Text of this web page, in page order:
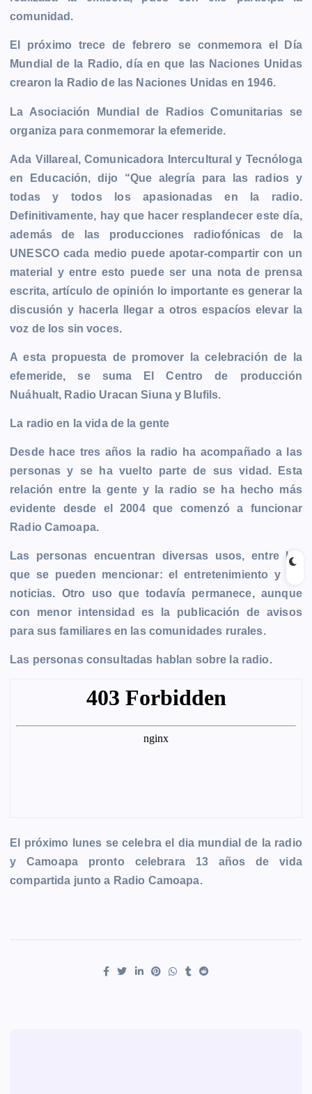
comunidad.
El próximo trece de febrero se conmemora el Día
Mundial de la Radio, día en que las Naciones Unidas
crearon la Radio de las Naciones Unidas en 1946.
La Asociación Mundial de Radios Comunitarias se
organiza para conmemorar la efemeride.
Ada Villareal, Comunicadora Intercultural y Tecnóloga
en Educación, dijo “Que alegría para las radios y
todas y todos los apasionadas en la radio.
Definitivamente, hay que hacer resplandecer este día,
además de las producciones radiofónicas de la
UNESCO cada medio puede apotar-compartir con un
material y entre esto puede ser una nota de prensa
escrita, artículo de opinión lo importante es generar la
discusión y hacerla llegar a otros espacíos elevar la
voz de los sin voces.
A esta propuesta de promover la celebración de la
efemeride, se suma El Centro de producción
Nuáhualt, Radio Uracan Siuna y Blufils.
La radio en la vida de la gente
Desde hace tres años la radio ha acompañado a las
personas y se ha vuelto parte de sus vidad. Esta
relación entre la gente y la radio se ha hecho más
evidente desde el 2004 que comenzó a funcionar
Radio Camoapa.
Las personas encuentran diversas usos, entre los
que se pueden mencionar: el entretenimiento y las
noticias. Otro uso que todavía permanece, aunque
con menor intensidad es la publicación de avisos
para sus familiares en las comunidades rurales.
Las personas consultadas hablan sobre la radio.
El próximo lunes se celebra el dia mundial de la radio
y Camoapa pronto celebrara 13 años de vida
compartida junto a Radio Camoapa.